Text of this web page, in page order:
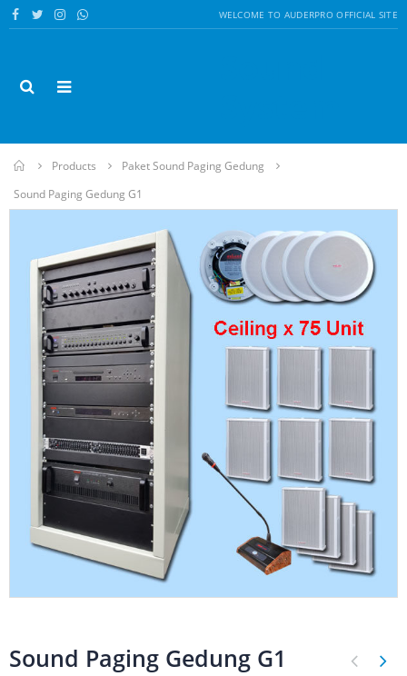
WELCOME TO AUDERPRO OFFICIAL SITE
Home
Products
Paket Sound Paging Gedung
Sound Paging Gedung G1
Sound Paging Gedung G1